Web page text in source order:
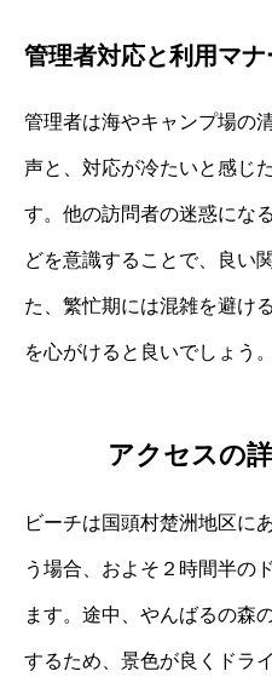
管理者対応と利用マナ
管理者は海やキャンプ場の
声と、対応が冷たいと感じ
す。他の訪問者の迷惑にな
どを意識することで、良い
た、繁忙期には混雑を避け
を心がけると良いでしょう。
アクセスの
ビーチは国頭村楚洲地区に
う場合、およそ２時間半の
ます。途中、やんばるの森
するため、景色が良くドラ